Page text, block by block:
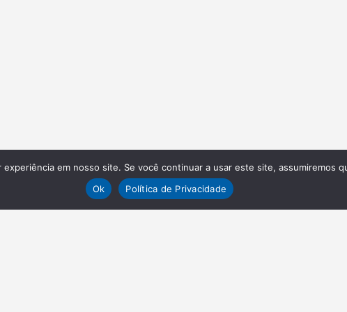
em nosso site. Se você continuar a usar este site, assumiremos
Ok
Política de Privacidade